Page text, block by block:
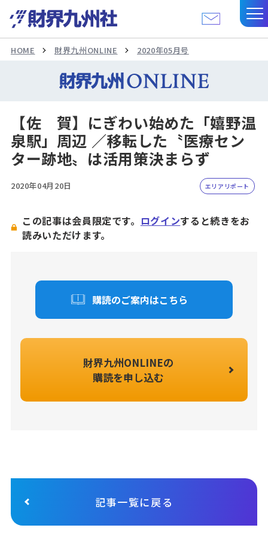
HOME 財界九州ONLINE 2020年05月号
【佐 賀】にぎわい始めた「嬉野温
泉駅」周辺 ／移転した〝医療セン
ター跡地〟は活用策決まらず
2020年04月20日 エリアリポート
この記事は会員限定です。 ログインすると続きをお
読みいただけます。
購読のご案内はこちら
財界九州ONLINEの
購読を申し込む
記事一覧に戻る